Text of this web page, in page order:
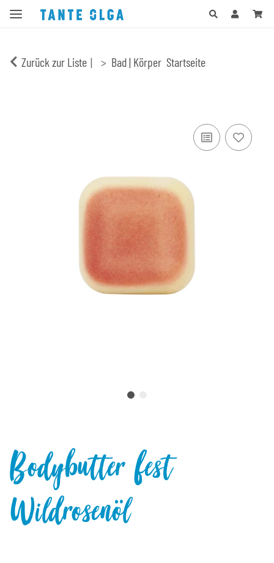
Zurück zur Liste Bad | Körper Startseite
Bodybutter fest
Wildrosenöl